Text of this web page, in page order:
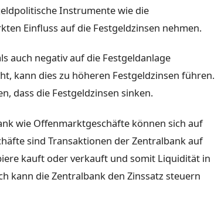
Instrumente wie die
Einfluss auf die Festgeldzinsen nehmen.
auch negativ auf die Festgeldanlage
kann dies zu höheren Festgeldzinsen führen.
dass die Festgeldzinsen sinken.
wie Offenmarktgeschäfte können sich auf
sind Transaktionen der Zentralbank auf
kauft oder verkauft und somit Liquidität in
kann die Zentralbank den Zinssatz steuern